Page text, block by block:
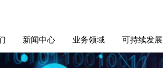
新闻中心
yabo.com南京玛
媒体聚焦
业务领域
智能电网
智慧能源
智慧城市
可持续发展
ESG报告
招标信息